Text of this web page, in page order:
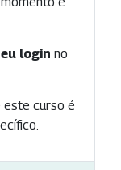
login no
este curso é